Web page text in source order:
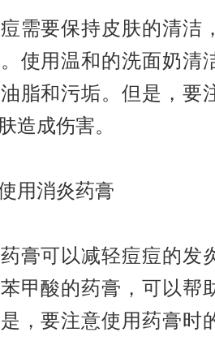
需要保持皮肤的清洁
使用温和的洗面奶清
脂和污垢。但是，要
造成伤害。
用消炎药膏
膏可以减轻痘痘的发
甲酸的药膏，可以帮
，要注意使用药膏时